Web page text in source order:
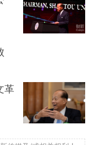
革